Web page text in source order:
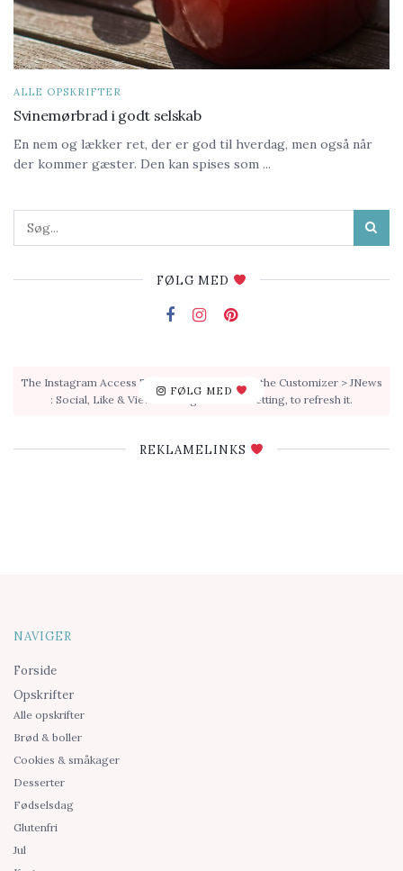
ALLE OPSKRIFTER
Svinemørbrad i godt selskab
En nem og lækker ret, der er god til hverdag, men også når
der kommer gæster. Den kan spises som ...
FØLG MED
FØLG MED
The Instagram Access Token is expired, Go to the Customizer > JNews
: Social, Like & View > Instagram Feed Setting, to refresh it.
REKLAMELINKS
NAVIGER
Forside
Opskrifter
Alle opskrifter
Brød & boller
Cookies & småkager
Desserter
Fødselsdag
Glutenfri
Jul